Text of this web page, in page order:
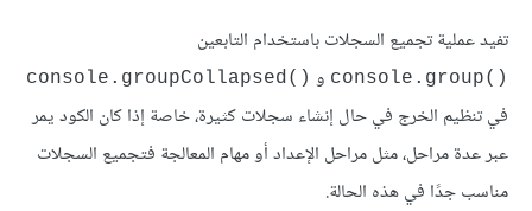
تفيد عملية تجميع السجلات باستخدام التابعين
()console.group و ()console.groupCollapsed
في تنظيم الخرج في حال إنشاء سجلات كثيرة، خاصة إذا كان الكود يمر
عبر عدة مراحل، مثل مراحل الإعداد أو مهام المعالجة فتجميع السجلات
مناسب جدًا في هذه الحالة.